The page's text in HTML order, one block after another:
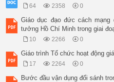
64 2358 0
Giáo dục đạo đức cách
tưởng Hồ Chí Minh trong giai
10 2266 0
Giáo trình Tổ chức hoạt động
17 2264 0
Bước đầu vận dụng đối sánh